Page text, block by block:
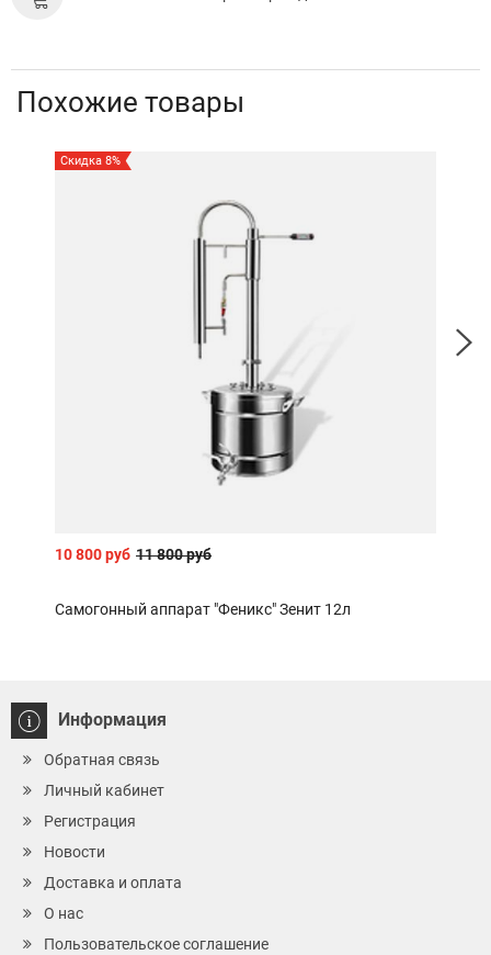
Похожие товары
Скидка 8%
10 800 руб 11 800 руб
Самогонный аппарат "Феникс" Зенит 12л
Информация
Обратная связь
Личный кабинет
Регистрация
Новости
Доставка и оплата
О нас
Пользовательское соглашение